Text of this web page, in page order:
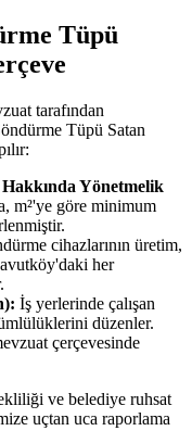
Tüpü
tarafından
Tüpü Satan
Yönetmelik
m²'ye göre minimum
cihazlarının üretim,
her
İş yerlerinde çalışan
düzenler.
çerçevesinde
ve belediye ruhsat
uçtan uca raporlama